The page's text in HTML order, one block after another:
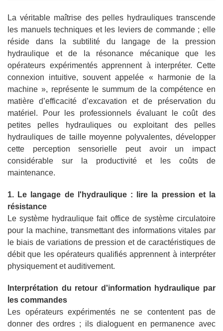
La véritable maîtrise des pelles hydrauliques transcende
les manuels techniques et les leviers de commande ; elle
réside dans la subtilité du langage de la pression
hydraulique et de la résonance mécanique que les
opérateurs expérimentés apprennent à interpréter. Cette
connexion intuitive, souvent appelée « harmonie de la
machine », représente le summum de la compétence en
matière d’efficacité d’excavation et de préservation du
matériel. Pour les professionnels évaluant le coût des
petites pelles hydrauliques ou exploitant des pelles
hydrauliques de taille moyenne polyvalentes, développer
cette perception sensorielle peut avoir un impact
considérable sur la productivité et les coûts de
maintenance.
1. Le langage de l'hydraulique : lire la pression et la
résistance
Le système hydraulique fait office de système circulatoire
pour la machine, transmettant des informations vitales par
le biais de variations de pression et de caractéristiques de
débit que les opérateurs qualifiés apprennent à interpréter
physiquement et auditivement.
Interprétation du retour d'information hydraulique par
les commandes
Les opérateurs expérimentés ne se contentent pas de
donner des ordres ; ils dialoguent en permanence avec